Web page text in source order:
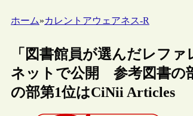
ホーム»カレントアウェアネス-R
「図書館員が選んだレフ
ネットで公開 参考図書の
の部第1位はCiNii Articles